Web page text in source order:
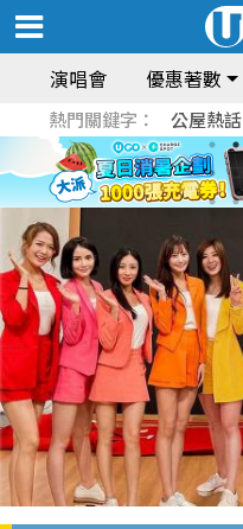
演唱會 優惠著數
熱門關鍵字： 公屋熱話